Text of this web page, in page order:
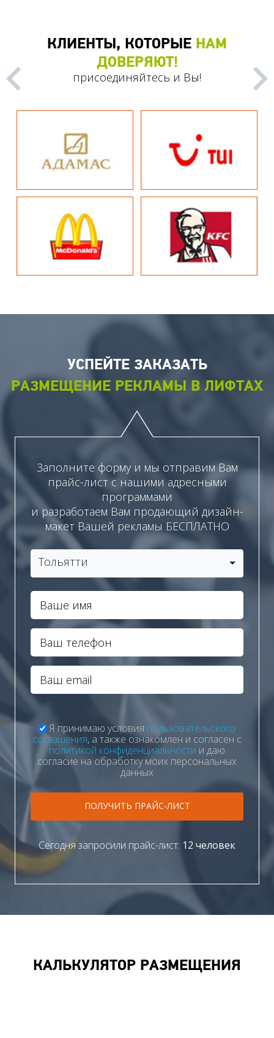
КЛИЕНТЫ, КОТОРЫЕ НАМ
ДОВЕРЯЮТ!
присоединяйтесь и Вы!
УСПЕЙТЕ ЗАКАЗАТЬ
РАЗМЕЩЕНИЕ РЕКЛАМЫ В ЛИФТАХ
Заполните форму и мы отправим Вам
прайс-лист с нашими адресными
программами
и разработаем Вам продающий дизайн-
макет Вашей рекламы БЕСПЛАТНО
Тольятти
Я принимаю условия пользовательского
соглашения, а также ознакомлен и согласен с
политикой конфиденциальности и даю
согласие на обработку моих персональных
данных
ПОЛУЧИТЬ ПРАЙС-ЛИСТ
Сегодня запросили прайс-лист: 12 человек
КАЛЬКУЛЯТОР РАЗМЕЩЕНИЯ